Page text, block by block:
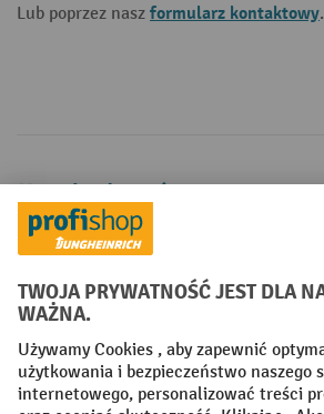
Lub poprzez nasz formularz kontaktowy.
Metody płatności
Creditcard (Master)Creditcard (Visa)
Factura Przedpłata
Sieci społecznościowe